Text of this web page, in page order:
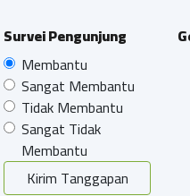
Survei Pengunjung
Membantu
Sangat Membantu
Tidak Membantu
Sangat Tidak
Membantu
Kirim Tanggapan